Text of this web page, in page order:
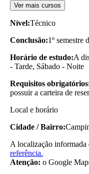
Ver mais cursos
Nível:Técnico
Conclusão:1º semestre
Horário de estudo:A
- Tarde, Sábado - Noite
Requisitos
possuir a carteira de
Local e horário
Cidade / Bairro:
A localização informada
referência.
Atenção: o Google